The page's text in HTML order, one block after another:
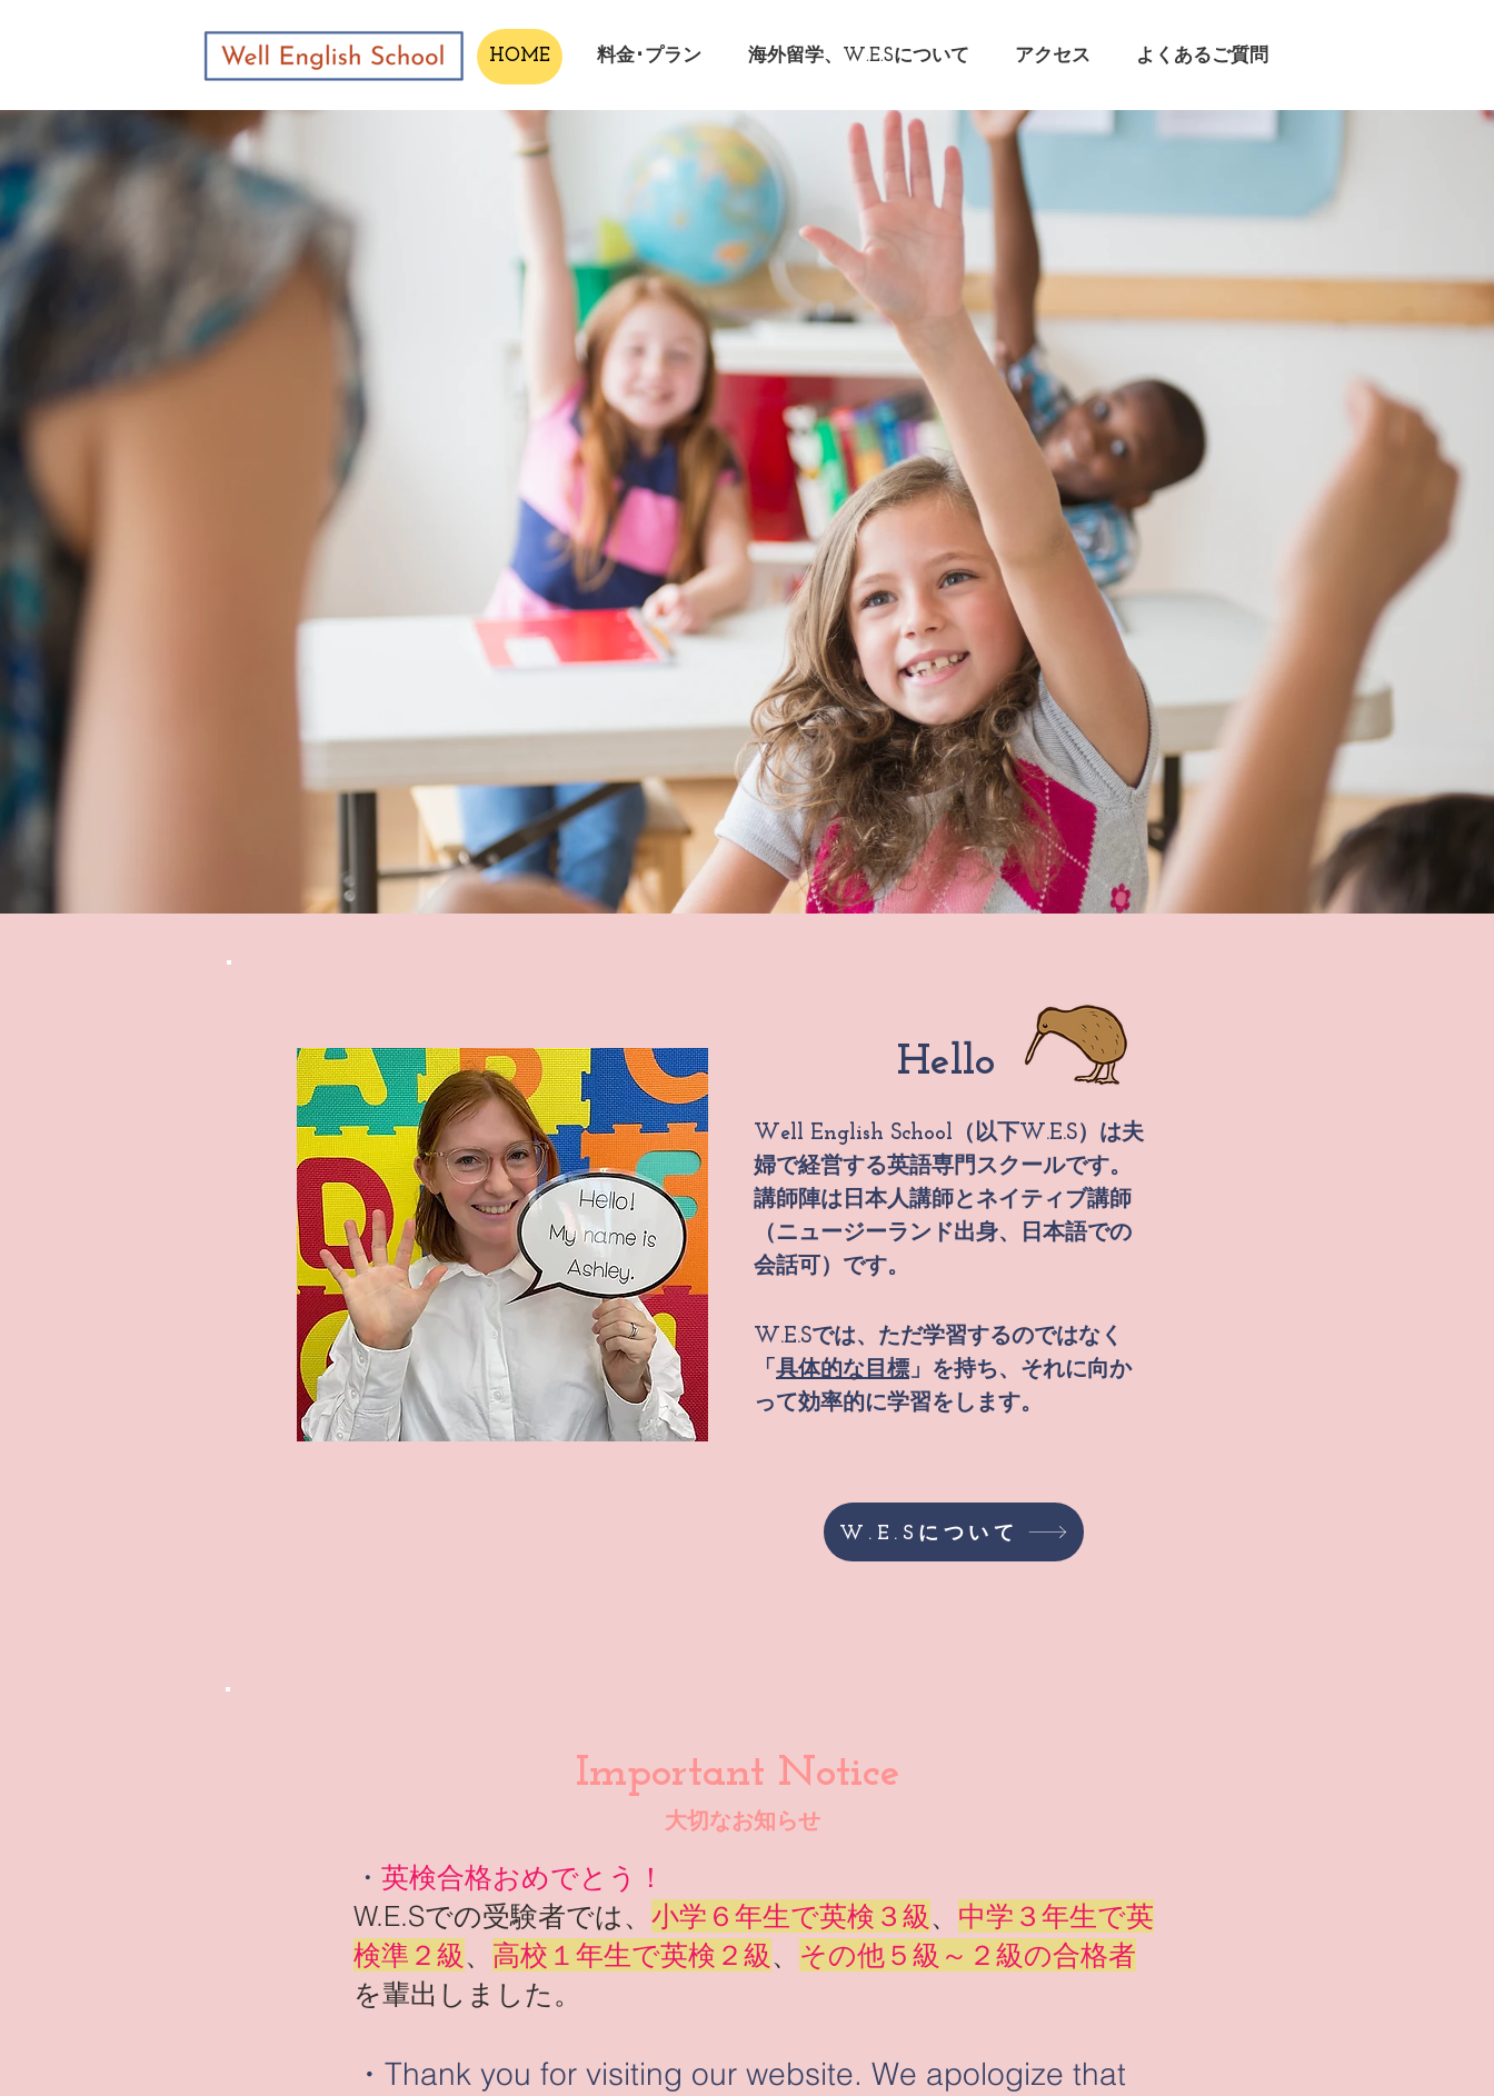
HOME 料金･プラン 海外留学、W.E.Sについて アクセス よくあるご質問
Hello
Well English School（以下W.E.S）は夫
婦で経営する英語専門スクールです。
講師陣は日本人講師とネイティブ講師
（ニュージーランド出身、日本語での
会話可）です。
W.E.Sでは、ただ学習するのではなく
「 具体的な目標」を持ち、それに向か
って効率的に学習をします。
W.E.Sについて
Important Notice
大切なお知らせ
・ 英検合格おめでとう！
W.E.Sでの受験者では、 小学６年生で英検３級、 中学３年生で英
検準２級、 高校１年生で英検２級、 その他５級～２級の合格者
を輩出しました。
・Thank you for visiting our website. We apologize that